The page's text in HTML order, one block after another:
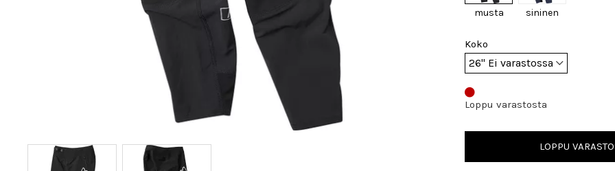
musta sininen
Koko
Loppu varastosta
LOPPU